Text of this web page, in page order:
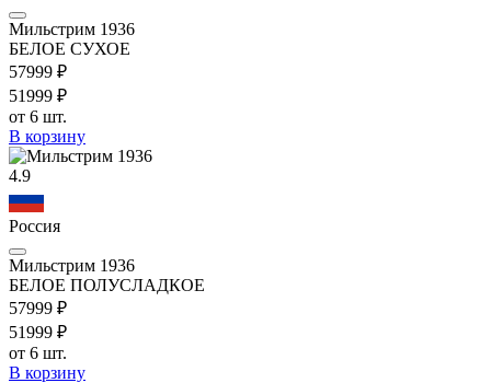
Мильстрим 1936
БЕЛОЕ СУХОЕ
57999 ₽
51999 ₽
от 6 шт.
В корзину
4.9
Россия
Мильстрим 1936
БЕЛОЕ ПОЛУСЛАДКОЕ
57999 ₽
51999 ₽
от 6 шт.
В корзину